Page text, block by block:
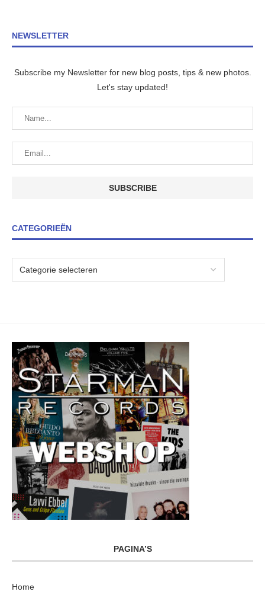
NEWSLETTER
Subscribe my Newsletter for new blog posts, tips & new photos.
Let's stay updated!
CATEGORIEËN
PAGINA’S
Home